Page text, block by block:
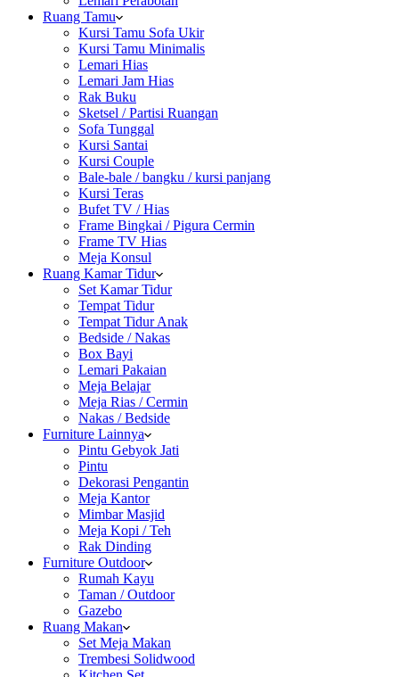
Ruang Tamu
Kursi Tamu Sofa Ukir
Kursi Tamu Minimalis
Lemari Hias
Lemari Jam Hias
Rak Buku
Sketsel / Partisi Ruangan
Sofa Tunggal
Kursi Santai
Kursi Couple
Bale-bale / bangku / kursi panjang
Kursi Teras
Bufet TV / Hias
Frame Bingkai / Pigura Cermin
Frame TV Hias
Meja Konsul
Ruang Kamar Tidur
Set Kamar Tidur
Tempat Tidur
Tempat Tidur Anak
Bedside / Nakas
Box Bayi
Lemari Pakaian
Meja Belajar
Meja Rias / Cermin
Nakas / Bedside
Furniture Lainnya
Pintu Gebyok Jati
Pintu
Dekorasi Pengantin
Meja Kantor
Mimbar Masjid
Meja Kopi / Teh
Rak Dinding
Furniture Outdoor
Rumah Kayu
Taman / Outdoor
Gazebo
Ruang Makan
Set Meja Makan
Trembesi Solidwood